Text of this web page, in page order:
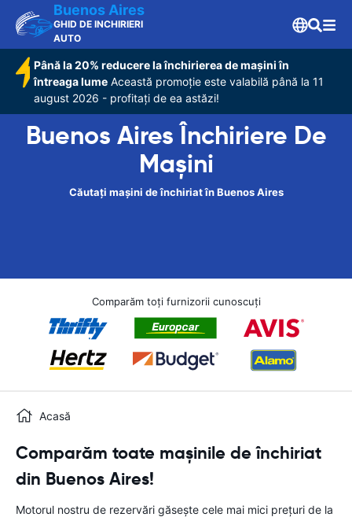
Buenos Aires
GHID DE INCHIRIERI
AUTO
Până la 20% reducere la închirierea de mașini în
întreaga lume Această promoție este valabilă până la 11
august 2026 - profitați de ea astăzi!
Buenos Aires Închiriere De
Maşini
Căutați mașini de închiriat în Buenos Aires
Comparăm toți furnizorii cunoscuți
Acasă
Comparăm toate mașinile de închiriat
din Buenos Aires!
Motorul nostru de rezervări găsește cele mai mici prețuri de la